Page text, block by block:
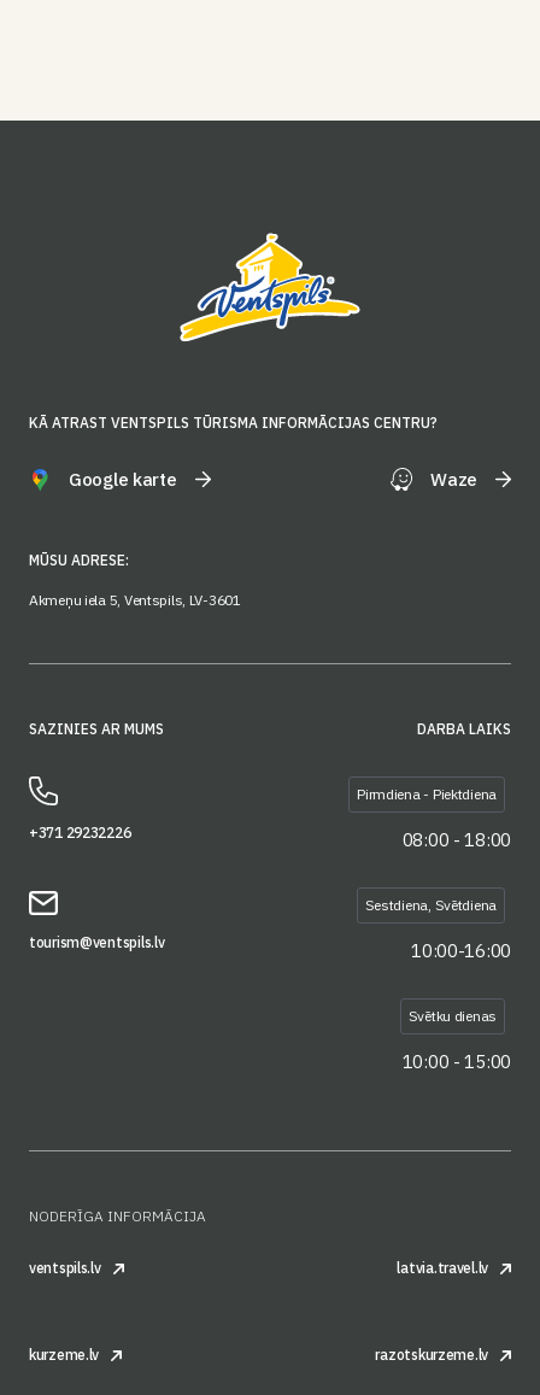
KĀ ATRAST VENTSPILS TŪRISMA INFORMĀCIJAS CENTRU?
Google karte Waze
MŪSU ADRESE:
Akmeņu iela 5, Ventspils, LV-3601
SAZINIES AR MUMS
+371 29232226
tourism@ventspils.lv
DARBA LAIKS
Pirmdiena - Piektdiena
08:00 - 18:00
Sestdiena, Svētdiena
10:00-16:00
Svētku dienas
10:00 - 15:00
NODERĪGA INFORMĀCIJA
ventspils.lv latvia.travel.lv
kurzeme.lv razotskurzeme.lv